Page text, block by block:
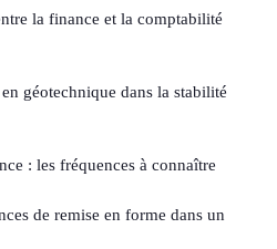
la finance et la comptabilité
géotechnique dans la stabilité
: les fréquences à connaître
de remise en forme dans un